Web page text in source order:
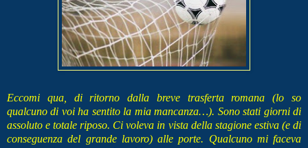
Eccomi qua, di ritorno dalla breve trasferta romana (lo so
qualcuno di voi ha sentito la mia mancanza…). Sono stati giorni di
assoluto e totale riposo. Ci voleva in vista della stagione estiva (e di
conseguenza del grande lavoro) alle porte. Qualcuno mi faceva